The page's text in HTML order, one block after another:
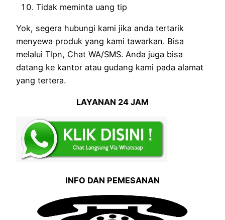
Tidak meminta uang tip
Yok, segera hubungi kami jika anda tertarik
menyewa produk yang kami tawarkan. Bisa
melalui Tlpn, Chat WA/SMS. Anda juga bisa
datang ke kantor atau gudang kami pada alamat
yang tertera.
LAYANAN 24 JAM
INFO DAN PEMESANAN